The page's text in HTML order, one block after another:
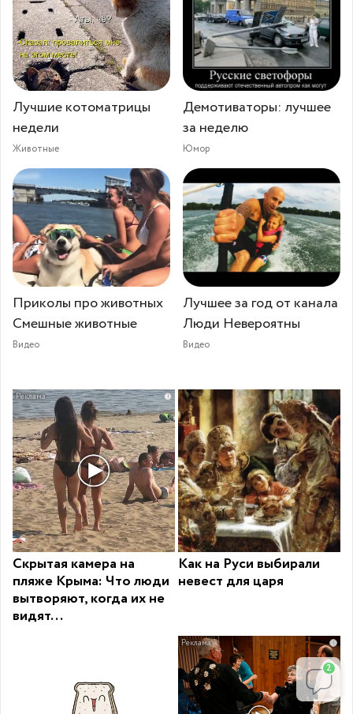
2
Лучшие котоматрицы
недели
Животные
Демотиваторы: лучшее
за неделю
Юмор
Приколы про животных
Смешные животные
Видео
Лучшее за год от канала
Люди Невероятны
Видео
i
Скрытая камера на
пляже Крыма: Что люди
вытворяют, когда их не
видят...
Как на Руси выбирали
невест для царя
i